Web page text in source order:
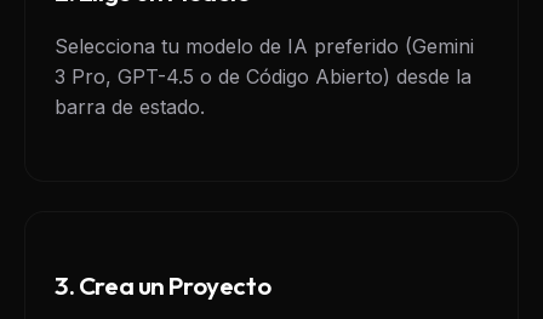
Selecciona tu modelo de IA preferido (Gemini
3 Pro, GPT-4.5 o de Código Abierto) desde la
barra de estado.
3. Crea un Proyecto